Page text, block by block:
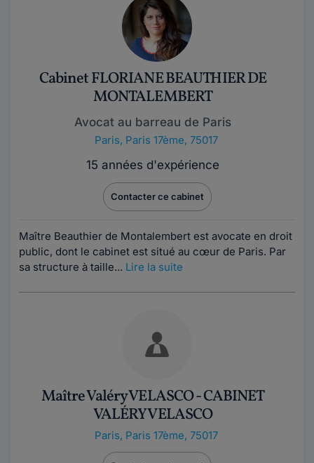
Cabinet FLORIANE BEAUTHIER DE
MONTALEMBERT
Avocat au barreau de Paris
Paris, Paris 17ème, 75017
15 années d'expérience
Contacter ce cabinet
Maître Beauthier de Montalembert est avocate en droit
public, dont le cabinet est situé au cœur de Paris. Par
sa structure à taille... Lire la suite
Maître Valéry VELASCO - CABINET
VALÉRY VELASCO
Paris, Paris 17ème, 75017